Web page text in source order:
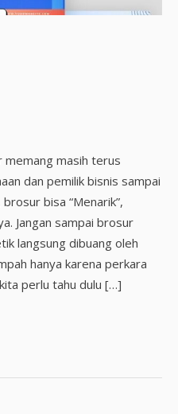
memang masih terus
dan pemilik bisnis sampai
bisa “Menarik”,
Jangan sampai brosur
langsung dibuang oleh
hanya karena perkara
perlu tahu dulu […]